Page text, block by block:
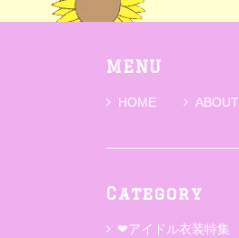
MENU
HOME ABOUT
Category
❤アイドル衣装特集